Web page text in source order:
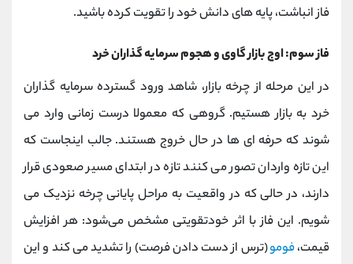
فاز انباشت، پایه‌ های دانش خود را تقویت کرده باشید.
فاز سوم: اوج بازار گاوی و هجوم سرمایه‌ گذاران خرد
در این مرحله از چرخه بازار، شاهد ورود گسترده سرمایه ‌گذاران
خرد به بازار هستیم. گروهی که معمولا درست زمانی وارد می
شوند که حرفه ‌ای‌ ها در حال خروج هستند. جالب اینجاست که
این تازه‌ واردان تصور می ‌کنند تازه در ابتدای مسیر صعودی قرار
دارند، در حالی که در واقعیت به مراحل پایانی چرخه نزدیک می
‌شویم. این فاز با اثر خودتقویتی مشخص می‌شود: هر افزایش
قیمت،فومو(ترس از دست دادن فرصت) را تشدید می‌ کند و این